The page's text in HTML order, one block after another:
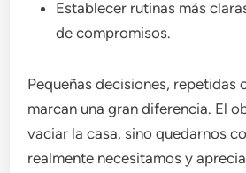
Establecer rutinas más
de compromisos.
Pequeñas decisiones, repetidas
marcan una gran diferencia. El
vaciar la casa, sino quedarnos
realmente necesitamos y